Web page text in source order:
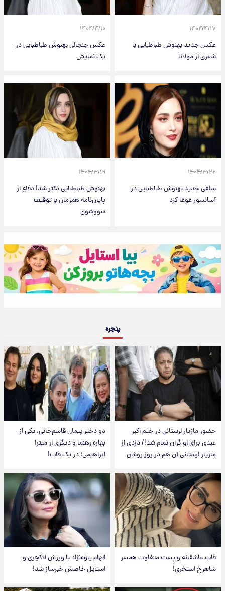
۱۴۰۴/۴/۱۷
عکس جدید بهنوش طباطبایی با
شعری از مولانا
۱۴۰۴/۴/۱۰
عکس جنجالی بهنوش طباطبایی در
یک نمایش
۱۴۰۴/۳/۲۲
سلفی جدید بهنوش طباطبایی در
آسانسور غوغا کرد
۱۴۰۴/۳/۱۹
بهنوش طباطبایی دکتر شد! دفاع از
پایان‌نامه همزمان با توقیف
سووشون
پنجره
حضور مازیار لرستانی در ختم اکبر
عبدی برای او گران تمام شد!/ دزدی از
مازیار لرستانی آن هم در روز روشن
دو دختر پیمان قاسم‌خانی، یکی از
بهاره رهنما و دیگری از میترا
ابراهیمی؛ در یک قاب!
قاب عاشقانه و پست متفاوت همسر
شاهرخ استخری!
الهام پاوه‌نژاد با ورزش لاکچری و
استایل خاصش خبرساز شد!